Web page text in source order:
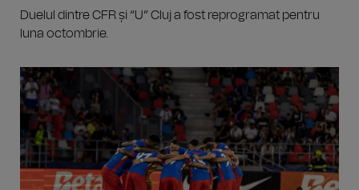
Duelul dintre CFR și “U” Cluj a fost reprogramat pentru
luna octombrie.